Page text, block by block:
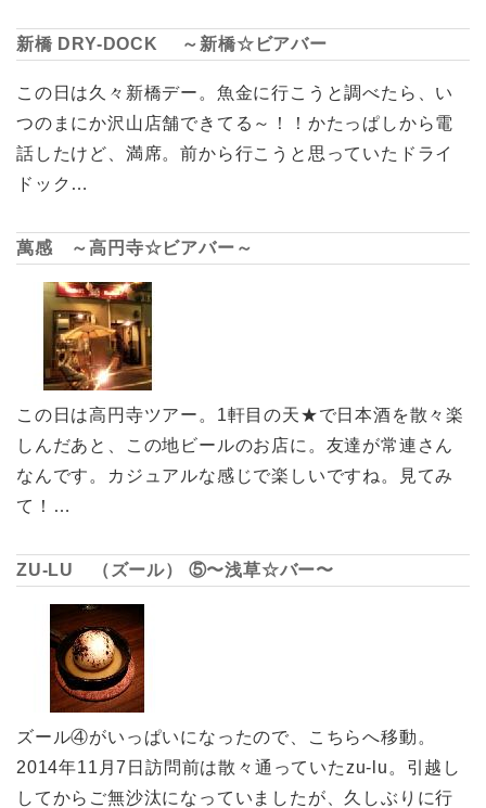
新橋 DRY-DOCK ～新橋☆ビアバー
この日は久々新橋デー。魚金に行こうと調べたら、い
つのまにか沢山店舗できてる～！！かたっぱしから電
話したけど、満席。前から行こうと思っていたドライ
ドック…
萬感 ～高円寺☆ビアバー～
この日は高円寺ツアー。1軒目の天★で日本酒を散々楽
しんだあと、この地ビールのお店に。友達が常連さん
なんです。カジュアルな感じで楽しいですね。見てみ
て！…
ZU-LU （ズール） ⑤〜浅草☆バー〜
ズール④がいっぱいになったので、こちらへ移動。
2014年11月7日訪問前は散々通っていたzu-lu。引越し
してからご無沙汰になっていましたが、久しぶりに行